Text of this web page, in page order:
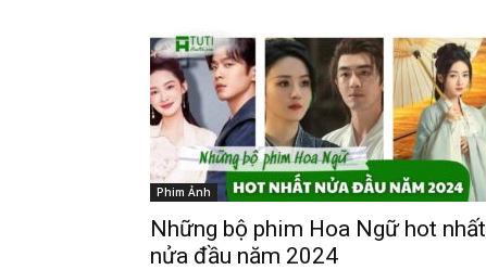
Phim Ảnh
Những bộ phim Hoa Ngữ hot nhất
nửa đầu năm 2024